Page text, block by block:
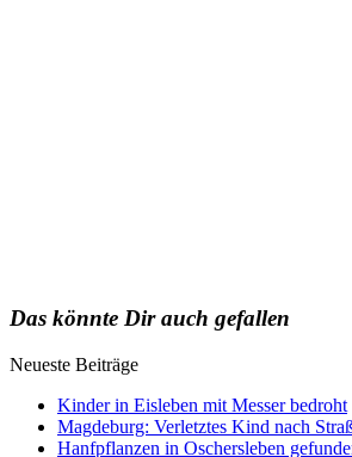
Das könnte Dir auch gefallen
Neueste Beiträge
Kinder in Eisleben mit Messer bedroht
Magdeburg: Verletztes Kind nach
Hanfpflanzen in Oschersleben